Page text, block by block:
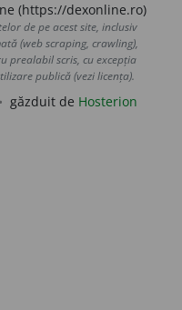
(https://dexonline.ro)
de pe acest site, inclusiv
(web scraping, crawling),
prealabil scris, cu excepția
publică (vezi licența).
găzduit de Hosterion